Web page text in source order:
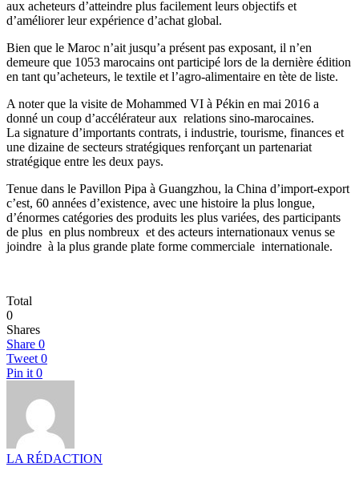
aux acheteurs d’atteindre plus facilement leurs objectifs et
d’améliorer leur expérience d’achat global.
Bien que le Maroc n’ait jusqu’a présent pas exposant, il n’en
demeure que 1053 marocains ont participé lors de la dernière édition
en tant qu’acheteurs, le textile et l’agro-alimentaire en tète de liste.
A noter que la visite de Mohammed VI à Pékin en mai 2016 a
donné un coup d’accélérateur aux relations sino-marocaines.
La signature d’importants contrats, i industrie, tourisme, finances et
une dizaine de secteurs stratégiques renforçant un partenariat
stratégique entre les deux pays.
Tenue dans le Pavillon Pipa à Guangzhou, la China d’import-export
c’est, 60 années d’existence, avec une histoire la plus longue,
d’énormes catégories des produits les plus variées, des participants
de plus en plus nombreux et des acteurs internationaux venus se
joindre à la plus grande plate forme commerciale internationale.
Total
0
Shares
Share 0
Tweet 0
Pin it 0
LA RÉDACTION